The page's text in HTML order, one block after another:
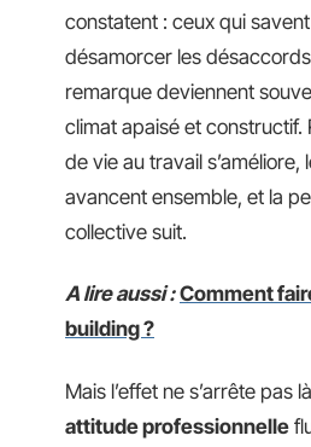
constatent : ceux qui
désamorcer les
remarque deviennent
climat apaisé et constructif.
de vie au travail s’améliore,
avancent ensemble, et la
collective suit.
A lire aussi : Comment
building ?
Mais l’effet ne s’arrête pas
attitude professionnelle